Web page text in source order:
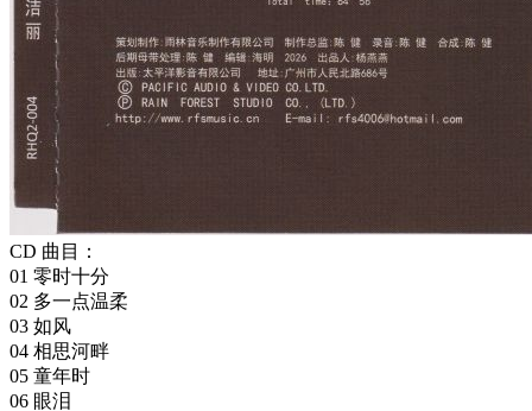
CD 曲目：
01 零时十分
02 多一点温柔
03 如风
04 相思河畔
05 童年时
06 眼泪